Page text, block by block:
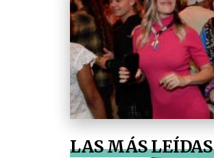
LAS MÁS LEÍDAS